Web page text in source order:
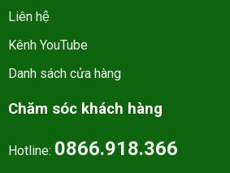
Liên hệ
Kênh YouTube
Danh sách cửa hàng
Chăm sóc khách hàng
Hotline: 0866.918.366